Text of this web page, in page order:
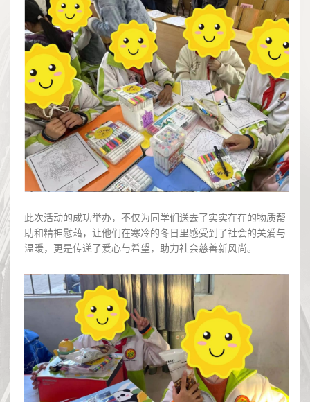
此次活动的成功举办，不仅为同学们送去了实实在在的物质帮
助和精神慰藉，让他们在寒冷的冬日里感受到了社会的关爱与
温暖，更是传递了爱心与希望，助力社会慈善新风尚。